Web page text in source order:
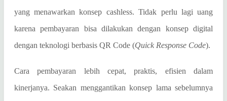
yang menawarkan konsep cashless. Tidak perlu lagi uang
karena pembayaran bisa dilakukan dengan konsep digital
dengan teknologi berbasis QR Code (Quick Response Code).
Cara pembayaran lebih cepat, praktis, efisien dalam
kinerjanya. Seakan menggantikan konsep lama sebelumnya